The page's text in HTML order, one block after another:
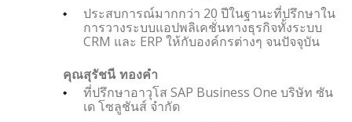
ประสบการณ์มากกว่า 20 ปีในฐานะที่ปรึกษาใน
การวางระบบแอปพลิเคชั่นทางธุรกิจทั้งระบบ
CRM และ ERP ให้กับองค์กรต่างๆ จนปัจจุบัน
คุณสุรัชนี ทองคำ
ที่ปรึกษาอาวุโส SAP Business One บริษัท ซัน
เด โซลูชันส์ จำกัด